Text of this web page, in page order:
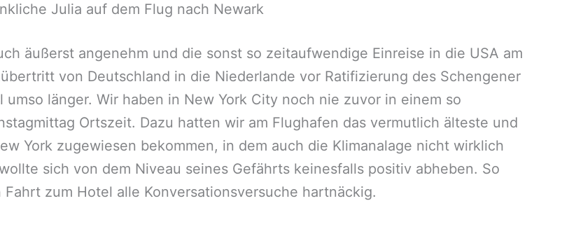
Julia auf dem Flug nach Newark
äußerst angenehm und die sonst so zeitaufwendige Einreise in die USA am
von Deutschland in die Niederlande vor Ratifizierung des Schengener
länger. Wir haben in New York City noch nie zuvor in einem so
Ortszeit. Dazu hatten wir am Flughafen das vermutlich älteste und
York zugewiesen bekommen, in dem auch die Klimanalage nicht wirklich
sich von dem Niveau seines Gefährts keinesfalls positiv abheben. So
zum Hotel alle Konversationsversuche hartnäckig.